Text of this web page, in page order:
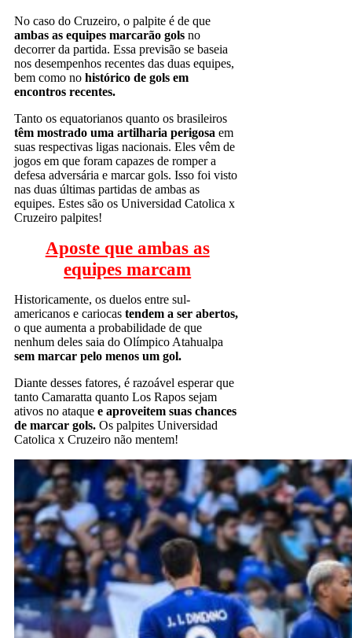
No caso do Cruzeiro, o palpite é de que
ambas as equipes marcarão gols no
decorrer da partida. Essa previsão se baseia
nos desempenhos recentes das duas equipes,
bem como no histórico de gols em
encontros recentes.
Tanto os equatorianos quanto os brasileiros
têm mostrado uma artilharia perigosa em
suas respectivas ligas nacionais. Eles vêm de
jogos em que foram capazes de romper a
defesa adversária e marcar gols. Isso foi visto
nas duas últimas partidas de ambas as
equipes. Estes são os Universidad Catolica x
Cruzeiro palpites!
Aposte que ambas as
equipes marcam
Historicamente, os duelos entre sul-
americanos e cariocas tendem a ser abertos,
o que aumenta a probabilidade de que
nenhum deles saia do Olímpico Atahualpa
sem marcar pelo menos um gol.
Diante desses fatores, é razoável esperar que
tanto Camaratta quanto Los Rapos sejam
ativos no ataque e aproveitem suas chances
de marcar gols. Os palpites Universidad
Catolica x Cruzeiro não mentem!